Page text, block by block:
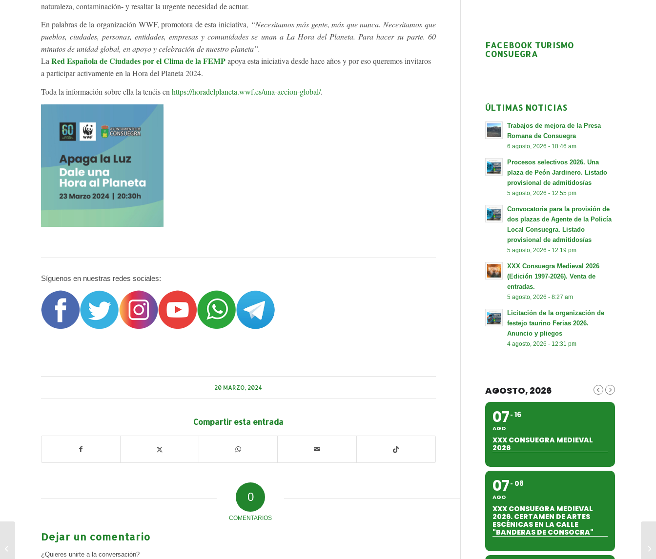
naturaleza, contaminación- y resaltar la urgente necesidad de actuar.
En palabras de la organización WWF, promotora de esta iniciativa, “Necesitamos más gente, más que nunca. Necesitamos que
pueblos, ciudades, personas, entidades, empresas y comunidades se unan a La Hora del Planeta. Para hacer su parte. 60
minutos de unidad global, en apoyo y celebración de nuestro planeta”.
LaRed Española de Ciudades por el Clima de la FEMPapoya esta iniciativa desde hace años y por eso queremos invitaros
a participar activamente en la Hora del Planeta 2024.
Toda la información sobre ella la tenéis en https://horadelplaneta.wwf.es/una-accion-global/.
Síguenos en nuestras redes sociales:
20 MARZO, 2024
Compartir esta entrada
0
COMENTARIOS
Dejar un comentario
¿Quieres unirte a la conversación?
FACEBOOK TURISMO
CONSUEGRA
ÚLTIMAS NOTICIAS
Trabajos de mejora de la Presa
Romana de Consuegra
6 agosto, 2026 - 10:46 am
Procesos selectivos 2026. Una
plaza de Peón Jardinero. Listado
provisional de admitidos/as
5 agosto, 2026 - 12:55 pm
Convocatoria para la provisión de
dos plazas de Agente de la Policía
Local Consuegra. Listado
provisional de admitidos/as
5 agosto, 2026 - 12:19 pm
XXX Consuegra Medieval 2026
(Edición 1997-2026). Venta de
entradas.
5 agosto, 2026 - 8:27 am
Licitación de la organización de
festejo taurino Ferias 2026.
Anuncio y pliegos
4 agosto, 2026 - 12:31 pm
AGOSTO, 2026
07
AGO
16
XXX CONSUEGRA MEDIEVAL
2026
07
AGO
08
XXX CONSUEGRA MEDIEVAL
2026. CERTAMEN DE ARTES
ESCÉNICAS EN LA CALLE
"BANDERAS DE CONSOCRA"
III Jornada Deportiva